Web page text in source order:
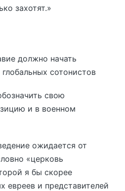
захотят.»
должно начать
сотонистов
свою
и в военном
ожидается от
«церковь
я бы скорее
евреев и представителей